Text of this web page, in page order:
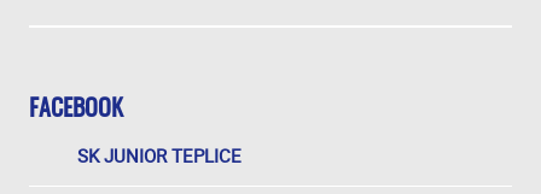
FACEBOOK
SK JUNIOR TEPLICE